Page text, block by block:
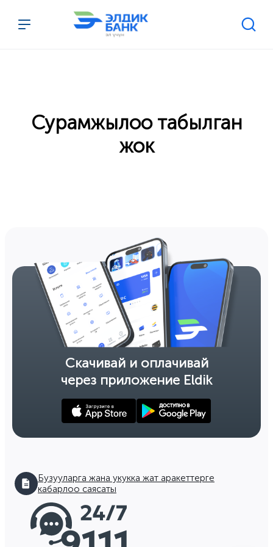
Перейти к содержимому
Сурамжылоо табылган
жок
Скачивай и оплачивай
через приложение Eldik
Бузууларга жана укукка жат аракеттерге
кабарлоо саясаты